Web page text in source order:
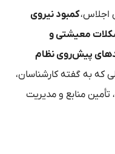
اجلاس،کمبود نیروی
معیشتی و
پیش‌روی نظام
که به گفته کارشناسان،
منابع و مدیریت